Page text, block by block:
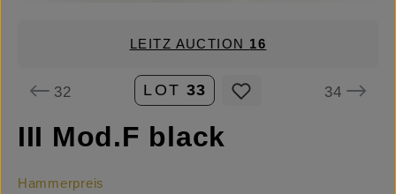
LEITZ AUCTION 16
32 LOT 33 34
III Mod.F black
Hammerpreis